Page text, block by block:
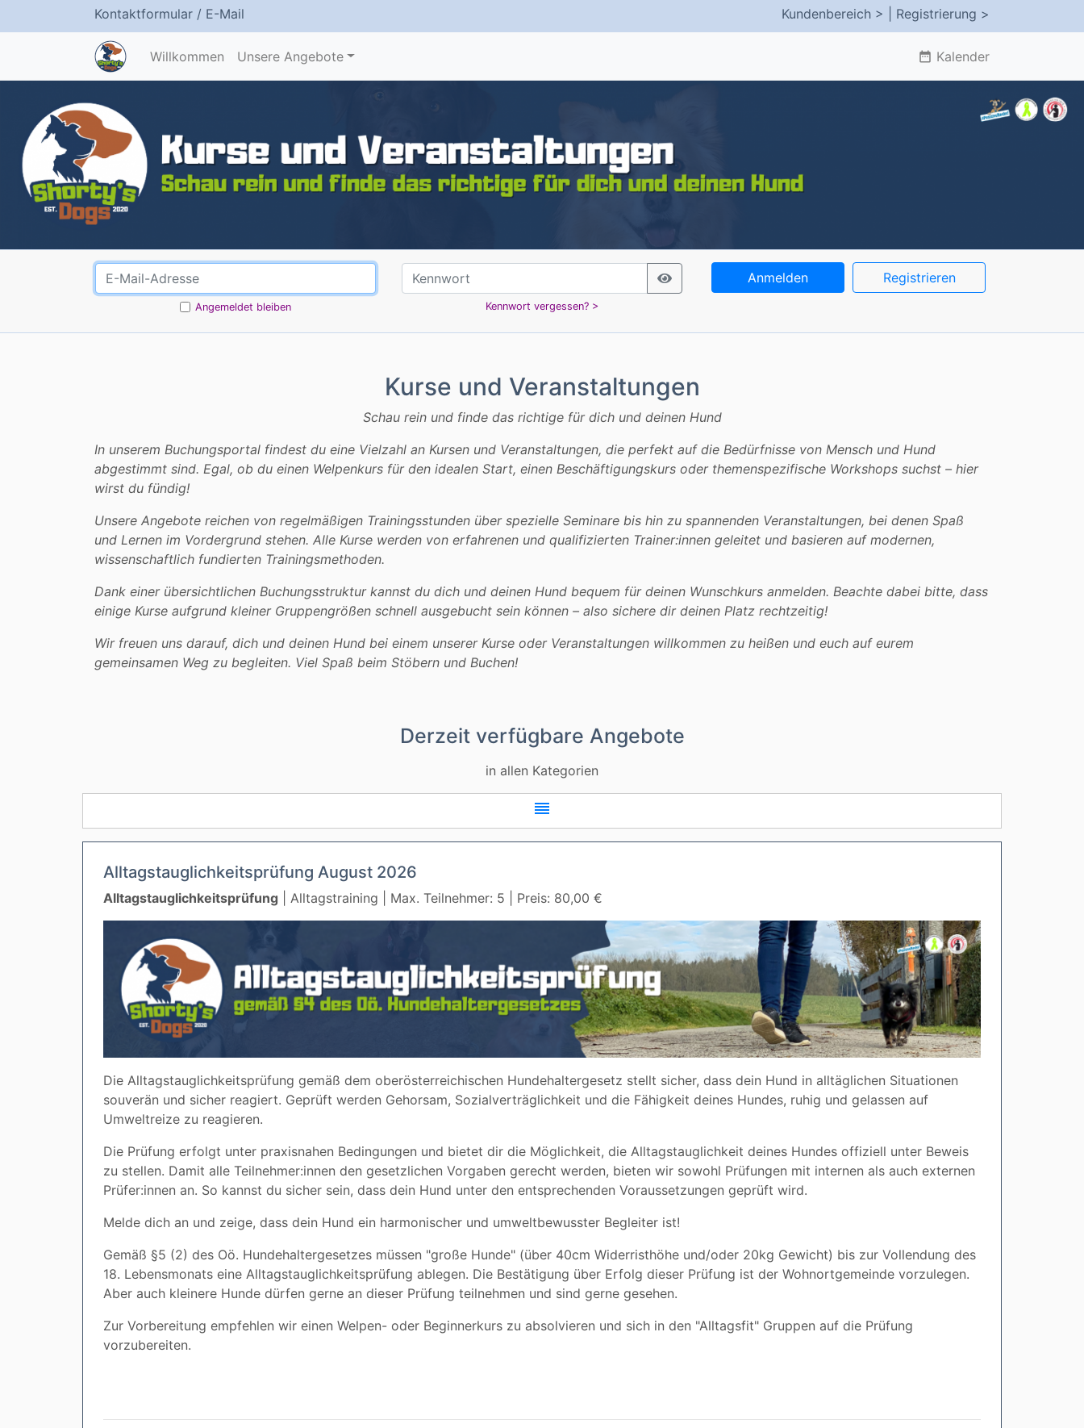
Kontaktformular / E-Mail Kundenbereich > | Registrierung >
Willkommen Unsere Angebote date_range Kalender
Angemeldet bleiben Kennwort vergessen? >
Anmelden Registrieren
Kurse und Veranstaltungen
Schau rein und finde das richtige für dich und deinen Hund
In unserem Buchungsportal findest du eine Vielzahl an Kursen und Veranstaltungen, die perfekt auf die Bedürfnisse von Mensch und Hund
abgestimmt sind. Egal, ob du einen Welpenkurs für den idealen Start, einen Beschäftigungskurs oder themenspezifische Workshops suchst – hier
wirst du fündig!
Unsere Angebote reichen von regelmäßigen Trainingsstunden über spezielle Seminare bis hin zu spannenden Veranstaltungen, bei denen Spaß
und Lernen im Vordergrund stehen. Alle Kurse werden von erfahrenen und qualifizierten Trainer:innen geleitet und basieren auf modernen,
wissenschaftlich fundierten Trainingsmethoden.
Dank einer übersichtlichen Buchungsstruktur kannst du dich und deinen Hund bequem für deinen Wunschkurs anmelden. Beachte dabei bitte, dass
einige Kurse aufgrund kleiner Gruppengrößen schnell ausgebucht sein können – also sichere dir deinen Platz rechtzeitig!
Wir freuen uns darauf, dich und deinen Hund bei einem unserer Kurse oder Veranstaltungen willkommen zu heißen und euch auf eurem
gemeinsamen Weg zu begleiten. Viel Spaß beim Stöbern und Buchen!
Derzeit verfügbare Angebote
in allen Kategorien
reorder
Alltagstauglichkeitsprüfung August 2026
Alltagstauglichkeitsprüfung | Alltagstraining | Max. Teilnehmer: 5 | Preis: 80,00 €
Die Alltagstauglichkeitsprüfung gemäß dem oberösterreichischen Hundehaltergesetz stellt sicher, dass dein Hund in alltäglichen Situationen
souverän und sicher reagiert. Geprüft werden Gehorsam, Sozialverträglichkeit und die Fähigkeit deines Hundes, ruhig und gelassen auf
Umweltreize zu reagieren.
Die Prüfung erfolgt unter praxisnahen Bedingungen und bietet dir die Möglichkeit, die Alltagstauglichkeit deines Hundes offiziell unter Beweis
zu stellen. Damit alle Teilnehmer:innen den gesetzlichen Vorgaben gerecht werden, bieten wir sowohl Prüfungen mit internen als auch externen
Prüfer:innen an. So kannst du sicher sein, dass dein Hund unter den entsprechenden Voraussetzungen geprüft wird.
Melde dich an und zeige, dass dein Hund ein harmonischer und umweltbewusster Begleiter ist!
Gemäß §5 (2) des Oö. Hundehaltergesetzes müssen "große Hunde" (über 40cm Widerristhöhe und/oder 20kg Gewicht) bis zur Vollendung des
18. Lebensmonats eine Alltagstauglichkeitsprüfung ablegen. Die Bestätigung über Erfolg dieser Prüfung ist der Wohnortgemeinde vorzulegen.
Aber auch kleinere Hunde dürfen gerne an dieser Prüfung teilnehmen und sind gerne gesehen.
Zur Vorbereitung empfehlen wir einen Welpen- oder Beginnerkurs zu absolvieren und sich in den "Alltagsfit" Gruppen auf die Prüfung
vorzubereiten.